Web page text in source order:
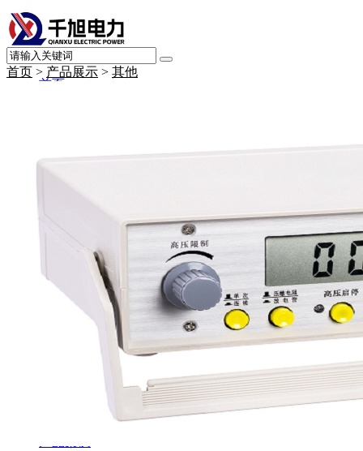
首页
变压器测试仪器
电缆线路测试仪器
避雷器及绝缘子测试仪器
SF6气体测试仪器
绝缘油测试仪器
直流系统及蓄电池测试仪器
电力计量测试仪器
局部放电测试仪器
承试升资质试验设备
公司动态
行业资讯
解决方案
首页 > 产品展示 > 其他